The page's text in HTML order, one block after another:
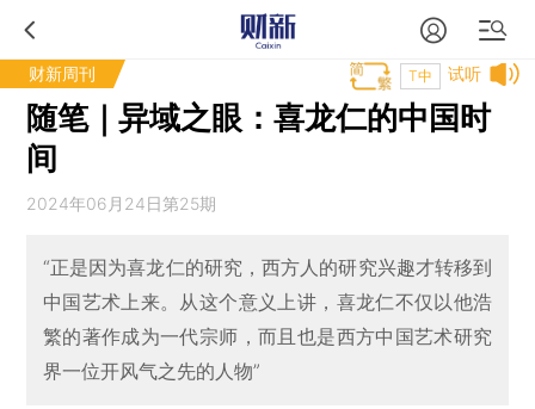
财新周刊 试听
T中
随笔｜异域之眼：喜龙仁的中国时
间
2024年06月24日第25期
“正是因为喜龙仁的研究，西方人的研究兴趣才转移到
中国艺术上来。从这个意义上讲，喜龙仁不仅以他浩
繁的著作成为一代宗师，而且也是西方中国艺术研究
界一位开风气之先的人物”